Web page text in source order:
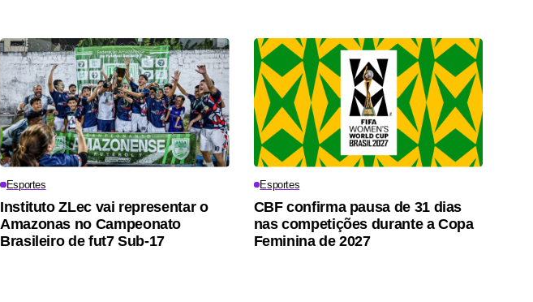
Esportes
Instituto ZLec vai representar o
Amazonas no Campeonato
Brasileiro de fut7 Sub-17
Esportes
CBF confirma pausa de 31 dias
nas competições durante a Copa
Feminina de 2027